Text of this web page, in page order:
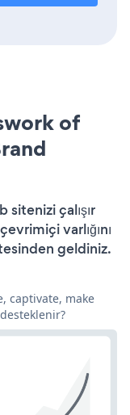
of
çalışır
varlığını
geldiniz.
captivate, make